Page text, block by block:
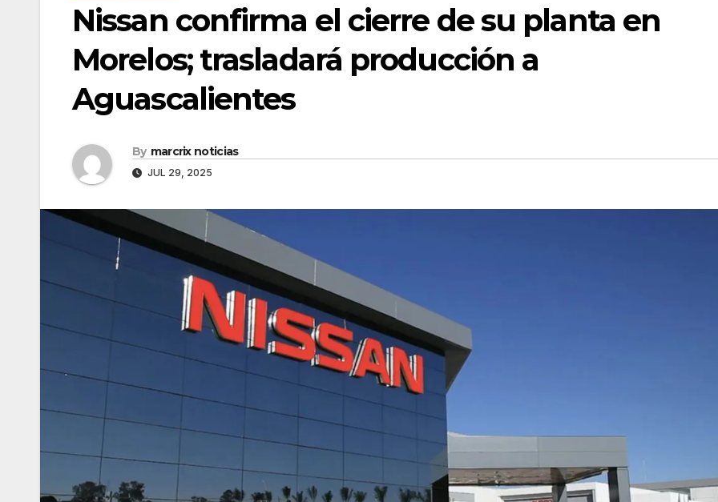
Nissan confirma el cierre de su planta en
Morelos; trasladará producción a
Aguascalientes
By marcrix noticias
JUL 29, 2025